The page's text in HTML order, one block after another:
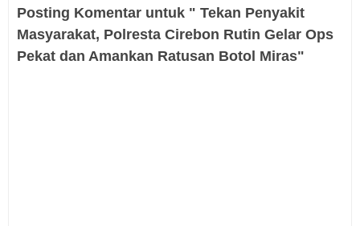
Posting Komentar untuk " Tekan Penyakit
Masyarakat, Polresta Cirebon Rutin Gelar Ops
Pekat dan Amankan Ratusan Botol Miras"